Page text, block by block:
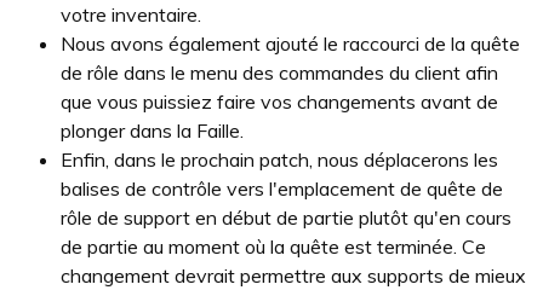
votre inventaire.
Nous avons également ajouté le raccourci de la quête
de rôle dans le menu des commandes du client afin
que vous puissiez faire vos changements avant de
plonger dans la Faille.
Enfin, dans le prochain patch, nous déplacerons les
balises de contrôle vers l'emplacement de quête de
rôle de support en début de partie plutôt qu'en cours
de partie au moment où la quête est terminée. Ce
changement devrait permettre aux supports de mieux